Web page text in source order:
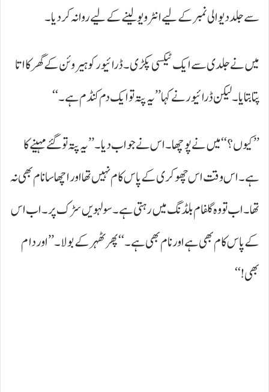
سے جلد دیوالی نمبر کے لیے انٹرویو لینے کے لیے روانہ کردیا۔
میں نے جلدی سے ایک ٹیکسی پکڑی۔ ڈرائیور کو ہیروئن کے گھر کا اتا
پتا بتایا۔ لیکن ڈرائیور نے کہا ’’یہ پتہ تو ایک دم کنڈم ہے۔‘‘
’’کیوں؟‘‘ میں نے پوچھا۔ اس نے جواب دیا۔ ’’یہ پتہ تو گئے مہینے کا
ہے۔ اس وقت اس چھوکری کے پاس کام نہیں تھا اور اچھا سا نام بھی نہ
تھا۔ اب تو وہ گلفام بلڈنگ میں رہتی ہے۔ سولہویں سڑک پر۔ اب اس
کے پاس کام بھی ہے اور نام بھی ہے۔‘‘ پھر ٹھہر کے بولا۔ ’’اور دام
بھی!‘‘